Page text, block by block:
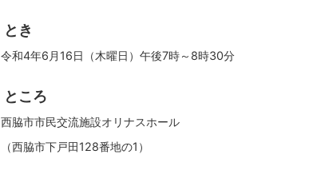
とき
令和4年6月16日（木曜日）午後7時～8時30分
ところ
西脇市市民交流施設オリナスホール
（西脇市下戸田128番地の1）